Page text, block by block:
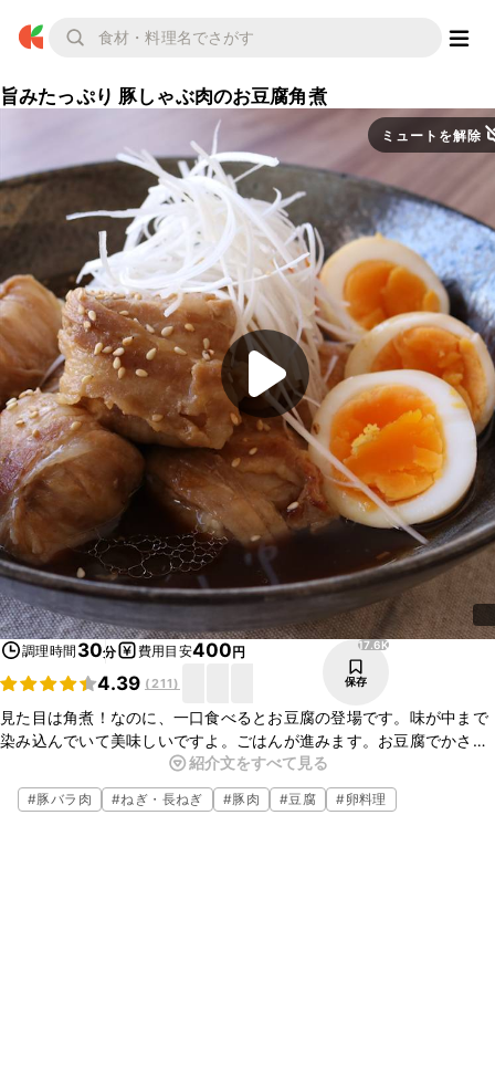
旨みたっぷり 豚しゃぶ肉のお豆腐角煮
ミュートを解除
調理時間 30分 費用目安400円
4.39 (211)
17.6K
保存
見た目は角煮！なのに、一口食べるとお豆腐の登場です。味が中まで
染み込んでいて美味しいですよ。ごはんが進みます。お豆腐でかさ増
しできるので、お財布にも優しくお腹もいっぱいに。今晩の夕飯に、
ぜひ作ってみて下さいね。
紹介文をすべて見る
#豚バラ肉 #ねぎ・長ねぎ #豚肉 #豆腐 #卵料理